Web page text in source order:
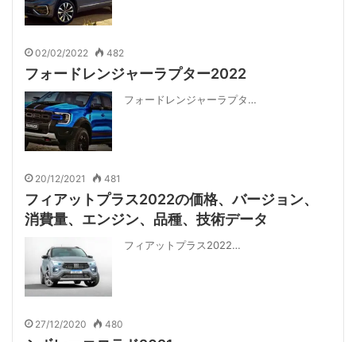
02/02/2022 482
フォードレンジャーラプター2022
フォードレンジャーラプタ…
20/12/2021 481
フィアットプラス2022の価格、バージョン、
消費量、エンジン、品種、技術データ
フィアットプラス2022…
27/12/2020 480